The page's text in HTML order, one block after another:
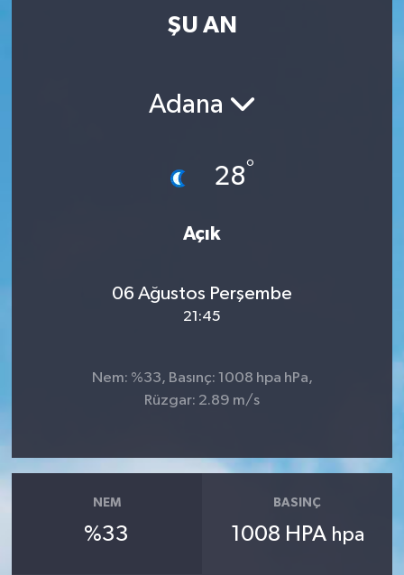
ŞU AN
Adana
28°
Açık
06 Ağustos Perşembe
21:45
Nem: %33, Basınç: 1008 hpa hPa,
Rüzgar: 2.89 m/s
NEM
%33
BASINÇ
1008 HPA hpa
Haber Kuşakları
Magazin
Sağlık
Sosyal medya
Son Dakika Haberleri